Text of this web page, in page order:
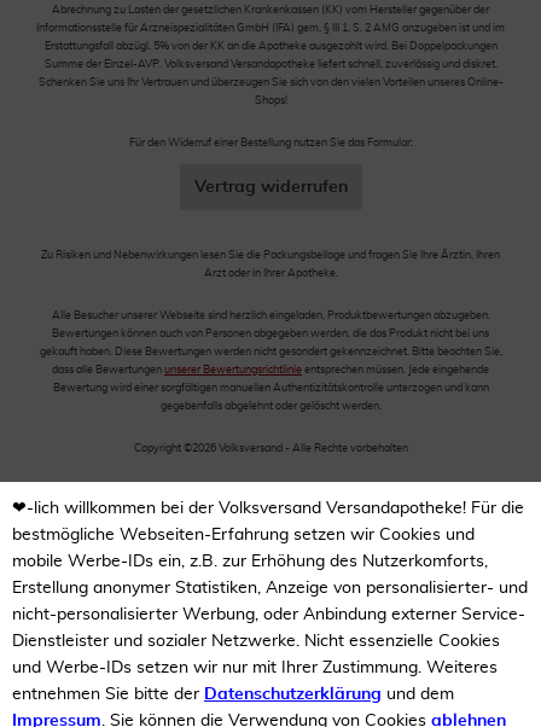
Abrechnung zu Lasten der gesetzlichen Krankenkassen (KK) vom Hersteller gegenüber der
Informationsstelle für Arzneispezialitäten GmbH (IFA) gem. § III 1, S. 2 AMG anzugeben ist und im
Erstattungsfall abzügl. 5% von der KK an die Apotheke ausgezahlt wird. Bei Doppelpackungen
Summe der Einzel-AVP. Volksversand Versandapotheke liefert schnell, zuverlässig und diskret.
Schenken Sie uns Ihr Vertrauen und überzeugen Sie sich von den vielen Vorteilen unseres Online-
Shops!
Für den Widerruf einer Bestellung nutzen Sie das Formular:
Vertrag widerrufen
Zu Risiken und Nebenwirkungen lesen Sie die Packungsbeilage und fragen Sie Ihre Ärztin, Ihren
Arzt oder in Ihrer Apotheke.
Alle Besucher unserer Webseite sind herzlich eingeladen, Produktbewertungen abzugeben.
Bewertungen können auch von Personen abgegeben werden, die das Produkt nicht bei uns
gekauft haben. Diese Bewertungen werden nicht gesondert gekennzeichnet. Bitte beachten Sie,
dass alle Bewertungen unserer Bewertungsrichtlinie entsprechen müssen. Jede eingehende
Bewertung wird einer sorgfältigen manuellen Authentizitätskontrolle unterzogen und kann
gegebenfalls abgelehnt oder gelöscht werden.
Copyright ©2026 Volksversand - Alle Rechte vorbehalten
❤-lich willkommen bei der Volksversand Versandapotheke! Für die
bestmögliche Webseiten-Erfahrung setzen wir Cookies und
mobile Werbe-IDs ein, z.B. zur Erhöhung des Nutzerkomforts,
Erstellung anonymer Statistiken, Anzeige von personalisierter- und
nicht-personalisierter Werbung, oder Anbindung externer Service-
Dienstleister und sozialer Netzwerke. Nicht essenzielle Cookies
und Werbe-IDs setzen wir nur mit Ihrer Zustimmung. Weiteres
entnehmen Sie bitte der Datenschutzerklärung und dem
Impressum. Sie können die Verwendung von Cookies ablehnen